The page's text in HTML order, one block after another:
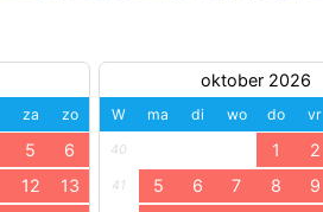
za zo
5 6
12 13
oktober 2026
W ma di wo do vr
40 1 2
41 5 6 7 8 9